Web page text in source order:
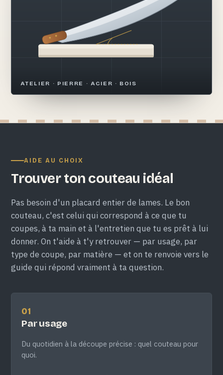
ATELIER · PIERRE · ACIER · BOIS
AIDE AU CHOIX
Trouver ton couteau idéal
Pas besoin d'un placard entier de lames. Le bon
couteau, c'est celui qui correspond à ce que tu
coupes, à ta main et à l'entretien que tu es prêt à lui
donner. On t'aide à t'y retrouver — par usage, par
type de coupe, par matière — et on te renvoie vers le
guide qui répond vraiment à ta question.
01
Par usage
Du quotidien à la découpe précise : quel couteau pour
quoi.